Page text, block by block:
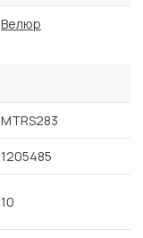
Велюр
MTRS283
1205485
10